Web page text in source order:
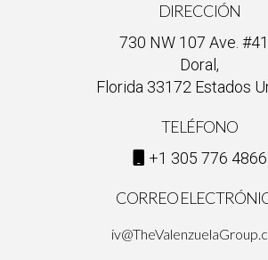
DIRECCIÓN
730 NW 107 Ave.
Doral,
Florida 33172 Estados
TELÉFONO
+1 305 776 4866
CORREO